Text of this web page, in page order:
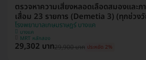
ตรวจหาความเสี่ยงหลอดเลือดสมองและภ
เสื่อม 23 รายการ (Demetia 3) (ทุกช่วง
โรงพยาบาลเกษมราษฎร์ บางแค
บางแค
MRT หลักสอง
29,302 บาท29,900 บาท ประหยัด 2%